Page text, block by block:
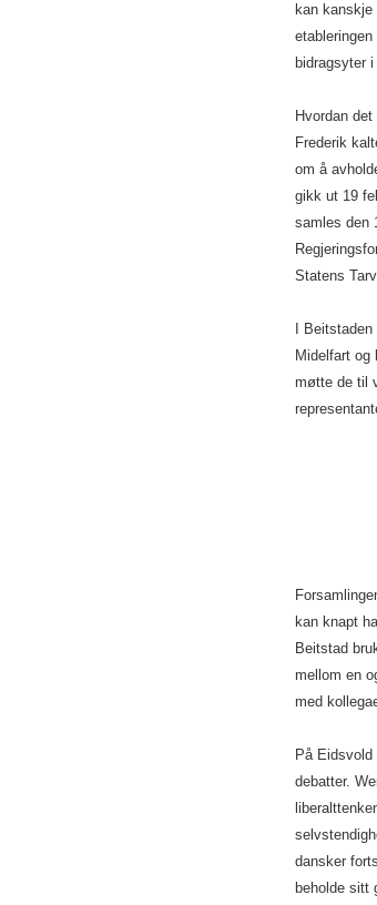
kan
bidragsyter
Hvordan
Frederik
om å
gikk ut 19
samles den
Statens
I
Midelfart
møtte de til
kan knapt
Beitstad
mellom en
med
På
debatter.
dansker
beholde sitt